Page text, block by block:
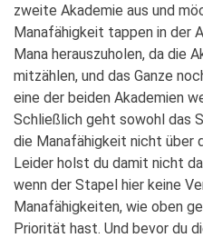
zweite Akademie aus und
Manafähigkeit tappen in der
Mana herauszuholen, da die
mitzählen, und das Ganze
eine der beiden Akademien
Schließlich geht sowohl das
die Manafähigkeit nicht über
Leider holst du damit nicht
wenn der Stapel hier keine
Manafähigkeiten, wie oben
Priorität hast. Und bevor du